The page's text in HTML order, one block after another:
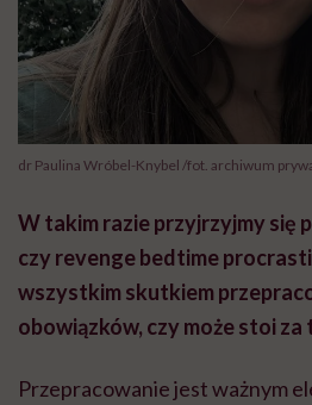
dr Paulina Wróbel-Knybel /fot. archiwum
W takim razie przyjrzyjmy się
czy revenge bedtime
wszystkim skutkiem
obowiązków, czy może stoi za
Przepracowanie jest ważnym